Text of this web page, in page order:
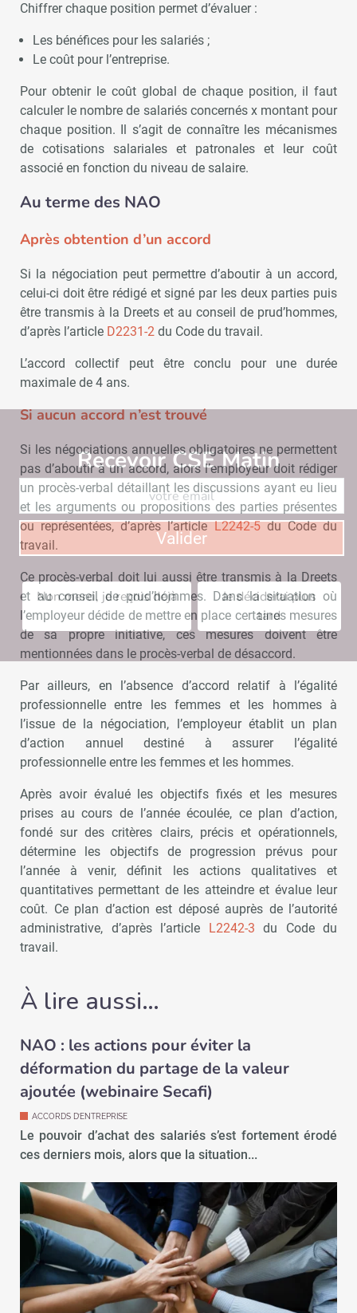
Chiffrer chaque position permet d’évaluer :
Les bénéfices pour les salariés ;
Le coût pour l’entreprise.
Pour obtenir le coût global de chaque position, il faut
calculer le nombre de salariés concernés x montant pour
chaque position. Il s’agit de connaître les mécanismes
de cotisations salariales et patronales et leur coût
associé en fonction du niveau de salaire.
Au terme des NAO
Après obtention d’un accord
Si la négociation peut permettre d’aboutir à un accord,
celui-ci doit être rédigé et signé par les deux parties puis
être transmis à la Dreets et au conseil de prud’hommes,
d’après l’article D2231-2 du Code du travail.
L’accord collectif peut être conclu pour une durée
maximale de 4 ans.
Si aucun accord n’est trouvé
Si les négociations annuelles obligatoires ne permettent
pas d’aboutir à un accord, alors l’employeur doit rédiger
un procès-verbal détaillant les discussions ayant eu lieu
et les arguments ou propositions des parties présentes
ou représentées, d’après l’articleL2242-5du Code du
travail.
Ce procès-verbal doit lui aussi être transmis à la Dreets
et au conseil de prud’hommes. Dans la situation où
l’employeur décide de mettre en place certaines mesures
de sa propre initiative, ces mesures doivent être
mentionnées dans le procès-verbal de désaccord.
Par ailleurs, en l’absence d’accord relatif à l’égalité
professionnelle entre les femmes et les hommes à
l’issue de la négociation, l’employeur établit un plan
d’action annuel destiné à assurer l’égalité
professionnelle entre les femmes et les hommes.
Après avoir évalué les objectifs fixés et les mesures
prises au cours de l’année écoulée, ce plan d’action,
fondé sur des critères clairs, précis et opérationnels,
détermine les objectifs de progression prévus pour
l’année à venir, définit les actions qualitatives et
quantitatives permettant de les atteindre et évalue leur
coût. Ce plan d’action est déposé auprès de l’autorité
administrative, d’après l’article L2242-3 du Code du
travail.
À lire aussi…
NAO : les actions pour éviter la
déformation du partage de la valeur
ajoutée (webinaire Secafi)
ACCORDS D’ENTREPRISE
Le pouvoir d’achat des salariés s’est fortement érodé
ces derniers mois, alors que la situation...
Recevoir CSE MatinAbonnez-
Valider
Non merci, je reçois déjà
!
Je déciderai plus
tard